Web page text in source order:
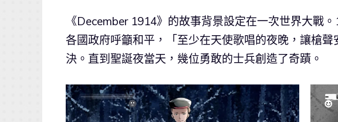
《December 1914》的故事背景設定在一次世界大戰
各國政府呼籲和平，「至少在天使歌唱的夜晚，讓槍
決。直到聖誕夜當天，幾位勇敢的士兵創造了奇蹟。